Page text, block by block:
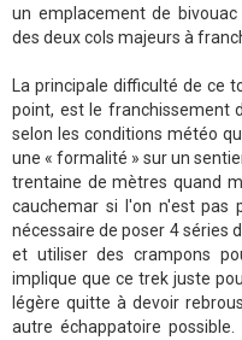
un emplacement de
des deux cols majeurs à
La principale difficulté de ce
point, est le franchissement
selon les conditions météo
une « formalité » sur un
trentaine de mètres quand
cauchemar si l'on n'est pas
nécessaire de poser 4 séries
et utiliser des crampons
implique que ce trek juste
légère quitte à devoir
autre échappatoire